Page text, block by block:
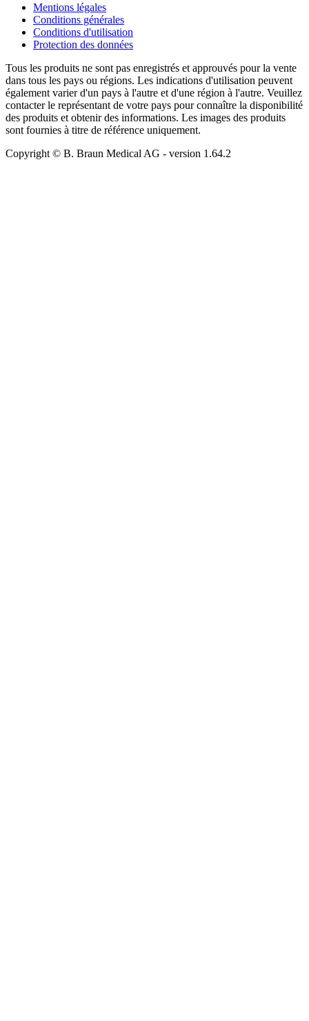
Mentions légales
Conditions générales
Conditions d'utilisation
Protection des données
Tous les produits ne sont pas enregistrés et approuvés pour la vente
dans tous les pays ou régions. Les indications d'utilisation peuvent
également varier d'un pays à l'autre et d'une région à l'autre. Veuillez
contacter le représentant de votre pays pour connaître la disponibilité
des produits et obtenir des informations. Les images des produits
sont fournies à titre de référence uniquement.
Copyright © B. Braun Medical AG - version 1.64.2